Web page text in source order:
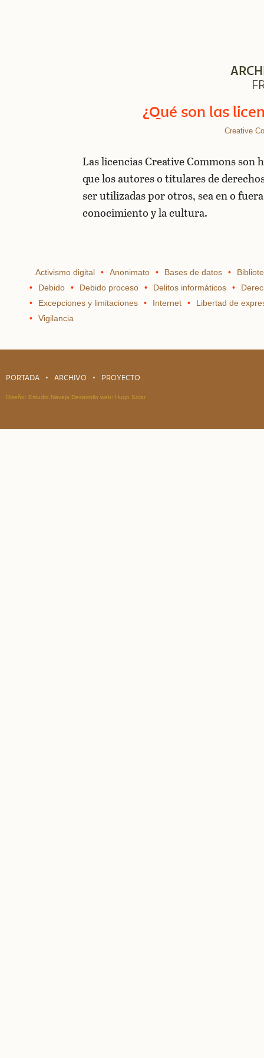
¿Qué son las
Creative
Las licencias Creative Commons son
que los autores o titulares de
ser utilizadas por otros, sea en o
conocimiento y la cultura.
Activismo digital Anonimato Bases de datos
Debido
Debido proceso Delitos informáticos
Excepciones y limitaciones
Internet
Libertad de
Vigilancia
PORTADA ARCHIVO PROYECTO
Diseño: Estudio Navaja Desarrollo web: Hugo Solar